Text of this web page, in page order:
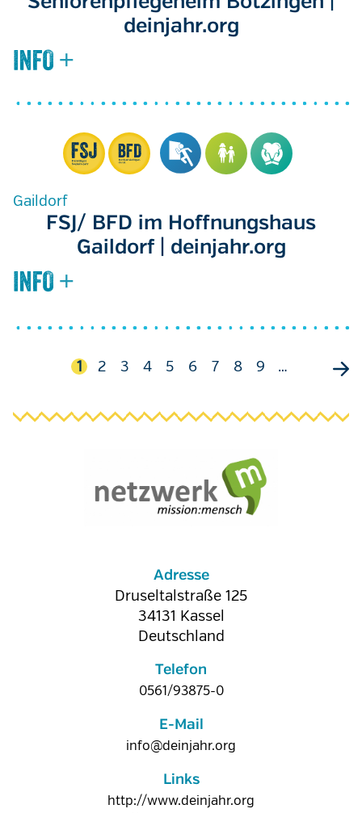
deinjahr.org
Gaildorf
FSJ/ BFD im Hoffnungshaus
Gaildorf | deinjahr.org
Aktuelle
1 Seite
2 Seite
3 Seite
4 Seite
5 Seite
6 Seite
7 Seite
8 Seite
9 …
Adresse
Druseltalstraße 125
34131 Kassel
Deutschland
Telefon
0561/93875-0
E-Mail
info@deinjahr.org
Links
http://www.deinjahr.org